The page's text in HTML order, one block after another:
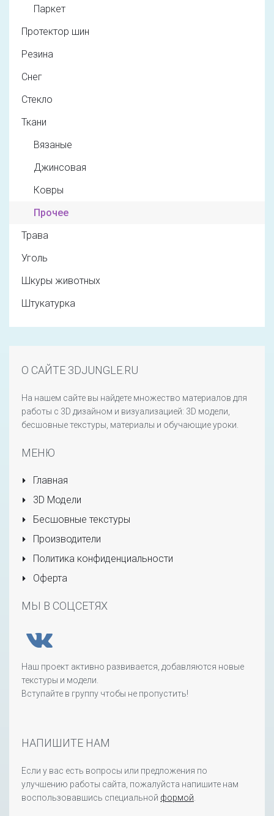
Паркет
Протектор шин
Резина
Снег
Стекло
Ткани
Вязаные
Джинсовая
Ковры
Прочее
Трава
Уголь
Шкуры животных
Штукатурка
О САЙТЕ 3DJUNGLE.RU
На нашем сайте вы найдете множество материалов для
работы с 3D дизайном и визуализацией: 3D модели,
бесшовные текстуры, материалы и обучающие уроки.
МЕНЮ
Главная
3D Модели
Бесшовные текстуры
Производители
Политика конфиденциальности
Оферта
МЫ В СОЦСЕТЯХ
Наш проект активно развивается, добавляются новые
текстуры и модели.
Вступайте в группу чтобы не пропустить!
НАПИШИТЕ НАМ
Если у вас есть вопросы или предложения по
улучшению работы сайта, пожалуйста напишите нам
воспользовавшись специальной формой.